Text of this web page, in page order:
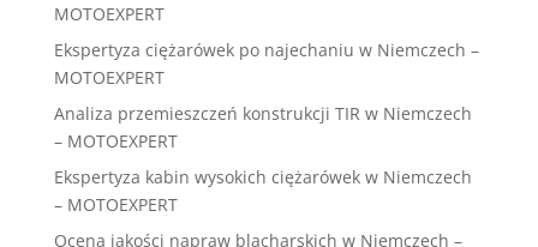
MOTOEXPERT
Ekspertyza ciężarówek po najechaniu w Niemczech –
MOTOEXPERT
Analiza przemieszczeń konstrukcji TIR w Niemczech
– MOTOEXPERT
Ekspertyza kabin wysokich ciężarówek w Niemczech
– MOTOEXPERT
Ocena jakości napraw blacharskich w Niemczech –